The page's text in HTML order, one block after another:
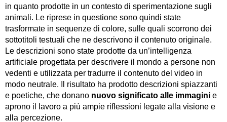
in quanto prodotte in un contesto di sperimentazione sugli
animali. Le riprese in questione sono quindi state
trasformate in sequenze di colore, sulle quali scorrono dei
sottotitoli testuali che ne descrivono il contenuto originale.
Le descrizioni sono state prodotte da un’intelligenza
artificiale progettata per descrivere il mondo a persone non
vedenti e utilizzata per tradurre il contenuto del video in
modo neutrale. Il risultato ha prodotto descrizioni spiazzanti
e poetiche, che donano nuovo significato alle immagini e
aprono il lavoro a più ampie riflessioni legate alla visione e
alla percezione.